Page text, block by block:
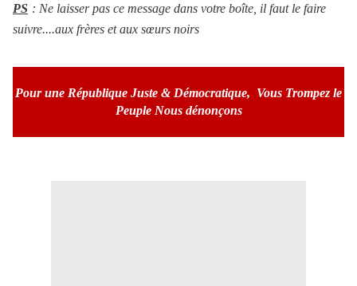
PS : Ne laisser pas ce message dans votre boîte, il faut le faire
suivre....aux frères et aux sœurs noirs
Pour une République Juste & Démocratique, Vous Trompez le
Peuple Nous dénonçons